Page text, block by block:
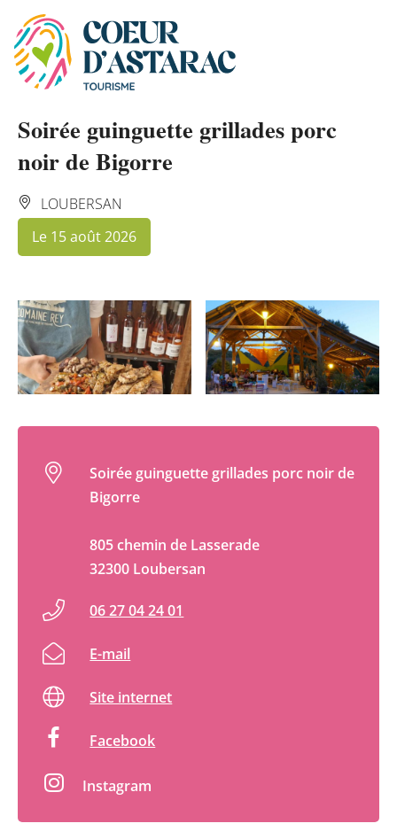
Panneau de gestion des cookies
Soirée guinguette grillades porc
noir de Bigorre
LOUBERSAN
Le 15 août 2026
Soirée guinguette grillades porc noir de
Bigorre
805 chemin de Lasserade
32300 Loubersan
06 27 04 24 01
E-mail
Site internet
Facebook
Instagram